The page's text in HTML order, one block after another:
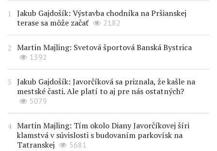
Jakub Gajdošík: Výstavba chodníka na Pršianskej
terase sa môže začať
2182
Martin Majling: Svetová športová Banská Bystrica
1392
Jakub Gajdošík: Javorčíková sa priznala, že kašle na
mestské časti. Ale platí to aj pre nás ostatných?
5079
Martin Majling: Tím okolo Diany Javorčíkovej šíri
klamstvá v súvislosti s budovaním parkovísk na
Tatranskej
5681